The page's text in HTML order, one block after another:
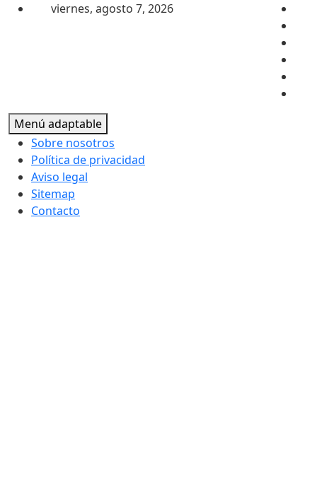
Saltar al contenidoviernes, agosto 7, 2026
Menú adaptable
Sobre nosotros
Política de privacidad
Aviso legal
Sitemap
Contacto